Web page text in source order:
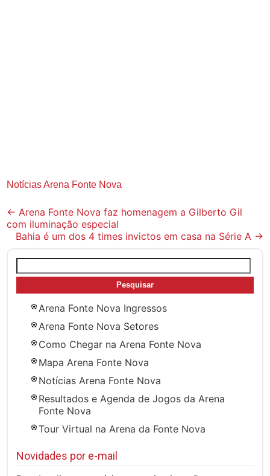
Notícias Arena Fonte Nova
Post
navigation
← Arena Fonte Nova faz homenagem a Gilberto Gil
com iluminação especial
Bahia é um dos 4 times invictos em casa na Série A →
por:
Arena Fonte Nova Ingressos
Arena Fonte Nova Setores
Como Chegar na Arena Fonte Nova
Mapa Arena Fonte Nova
Notícias Arena Fonte Nova
Resultados e Agenda de Jogos da Arena
Fonte Nova
Tour Virtual na Arena da Fonte Nova
Novidades por e-mail